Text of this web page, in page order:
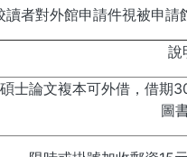
者對外館申請件視被申請
說
士論文複本可外借，借期
圖書